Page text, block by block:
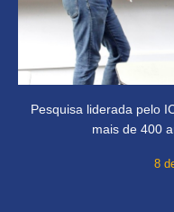
Pesquisa liderada pelo
mais de 400
8